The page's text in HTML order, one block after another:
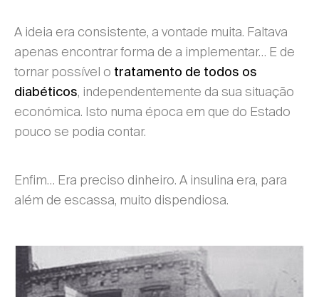
A ideia era consistente, a vontade muita. Faltava
apenas encontrar forma de a implementar… E de
tornar possível o tratamento de todos os
diabéticos, independentemente da sua situação
económica. Isto numa época em que do Estado
pouco se podia contar.
Enfim… Era preciso dinheiro. A insulina era, para
além de escassa, muito dispendiosa.